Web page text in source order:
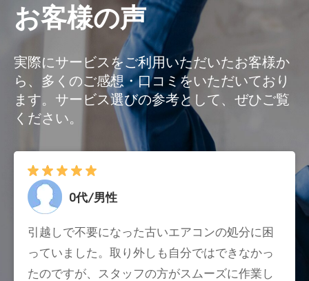
お客様の声
実際にサービスをご利用いただいたお客様か
ら、多くのご感想・口コミをいただいており
ます。サービス選びの参考として、ぜひご覧
ください。
0代/男性
引越しで不要になった古いエアコンの処分に困
っていました。取り外しも自分ではできなかっ
たのですが、スタッフの方がスムーズに作業し